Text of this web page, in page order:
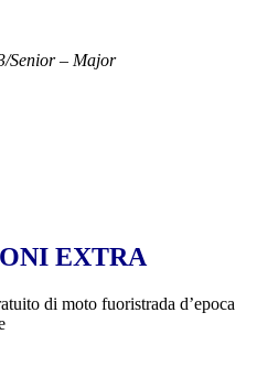
Senior – Major
EXTRA
di moto fuoristrada d’epoca